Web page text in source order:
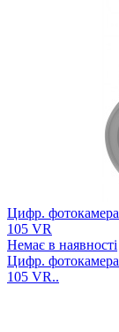
Цифр.
105 VR
Немає в наявності
Цифр.
105 VR..